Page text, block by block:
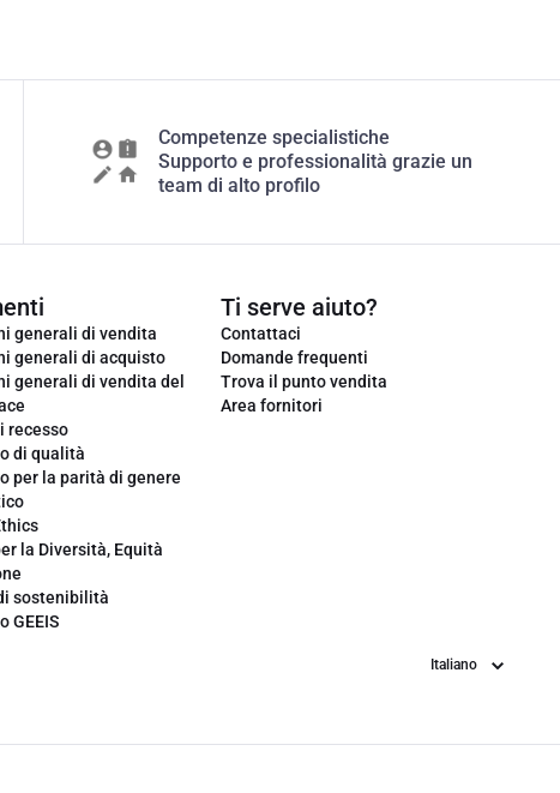
Competenze specialistiche
Supporto e professionalità grazie un
team di alto profilo
generali di vendita
generali di acquisto
generali di vendita del
recesso
di qualità
per la parità di genere
la Diversità, Equità
sostenibilità
GEEIS
Ti serve aiuto?
Contattaci
Domande frequenti
Trova il punto vendita
Area fornitori
Lingua